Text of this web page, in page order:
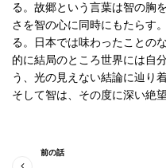
る。故郷という言葉は智の胸
さを智の心に同時にもたらす
る。日本では味わったことの
的に結局のところ世界には自
う、光の見えない結論に辿り着
そして智は、その度に深い絶
前の話